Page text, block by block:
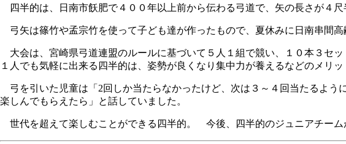
四半的は、日南市飫肥で４００年以上前から伝わる弓道で、矢の長さが４尺
弓矢は篠竹や孟宗竹を使って子ども達が作ったもので、夏休みに日南串間
大会は、宮崎県弓道連盟のルールに基づいて５人１組で競い、１０本３セ
１人でも気軽に出来る四半的は、姿勢が良くなり集中力が養えるなどのメリッ
弓を引いた児童は「2回しか当たらなかったけど、次は３～４回当たるよ
楽しんでもらえたら」と話していました。
世代を超えて楽しむことができる四半的。 今後、四半的のジュニアチーム